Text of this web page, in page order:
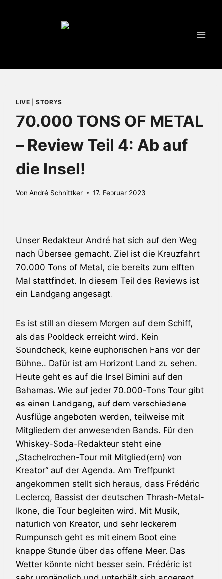
LIVE |STORYS
70.000 TONS OF METAL
– Review Teil 4: Ab auf
die Insel!
Von André Schnittker 17. Februar 2023
Unser Redakteur André hat sich auf den Weg
nach Übersee gemacht. Ziel ist die Kreuzfahrt
70.000 Tons of Metal, die bereits zum elften
Mal stattfindet. In diesem Teil des Reviews ist
ein Landgang angesagt.
Es ist still an diesem Morgen auf dem Schiff,
als das Pooldeck erreicht wird. Kein
Soundcheck, keine euphorischen Fans vor der
Bühne.. Dafür ist am Horizont Land zu sehen.
Heute geht es auf die Insel Bimini auf den
Bahamas. Wie auf jeder 70.000-Tons Tour gibt
es einen Landgang, auf dem verschiedene
Ausflüge angeboten werden, teilweise mit
Mitgliedern der anwesenden Bands. Für den
Whiskey-Soda-Redakteur steht eine
„Stachelrochen-Tour mit Mitglied(ern) von
Kreator“ auf der Agenda. Am Treffpunkt
angekommen stellt sich heraus, dass Frédéric
Leclercq, Bassist der deutschen Thrash-Metal-
Ikone, die Tour begleiten wird. Mit Musik,
natürlich von Kreator, und sehr leckerem
Rumpunsch geht es mit einem Boot eine
knappe Stunde über das offene Meer. Das
Wetter könnte nicht besser sein. Frédéric ist